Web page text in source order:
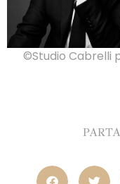
©Studio Cabrelli